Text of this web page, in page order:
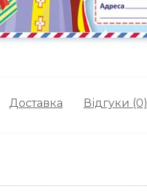
Доставка Відгуки (0)